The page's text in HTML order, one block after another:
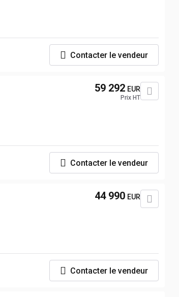
Contacter le vendeur
59 292 EUR
Prix HT
Contacter le vendeur
44 990 EUR
Contacter le vendeur